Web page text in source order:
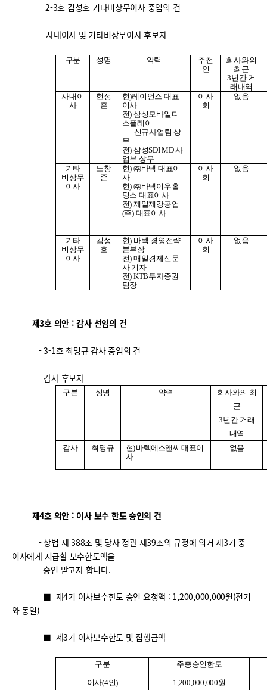
2-3호 김성호 기타비상무이사 중임의 건
- 사내이사 및 기타비상무이사 후보자
구분 성명 약력
추천
인
회사와의
최근
3년간 거
래내역
사내이
사
현정
훈
현)레이언스 대표
이사
전) 삼성모바일디
스플레이
신규사업팀 상
무
전) 삼성SDI MD사
업부 상무
이사
회
없음
기타
비상무
이사
노창
준
현) ㈜바텍 대표이
사
현) ㈜바텍이우홀
딩스 대표이사
전) 제일제강공업
(주) 대표이사
이사
회
없음
기타
비상무
이사
김성
호
현) 바텍 경영전략
본부장
전) 매일경제신문
사 기자
전) KTB투자증권
팀장
이사
회
없음
제3호 의안 : 감사 선임의 건
- 3-1호 최명규 감사 중임의 건
- 감사 후보자
구분 성명 약력
회사와의 최
근
3년간 거래
내역
감사
최명규 현)바텍에스앤씨 대표이
사
없음
제4호 의안 : 이사 보수 한도 승인의 건
- 상법 제 388조 및 당사 정관 제39조의 규정에 의거 제3기 중
이사에게 지급할 보수한도액을
승인 받고자 합니다.
■ 제4기 이사보수한도 승인 요청액 : 1,200,000,000원(전기
와 동일)
■ 제3기 이사보수한도 및 집행금액
구분 주총승인한도
이사(4인) 1,200,000,000원